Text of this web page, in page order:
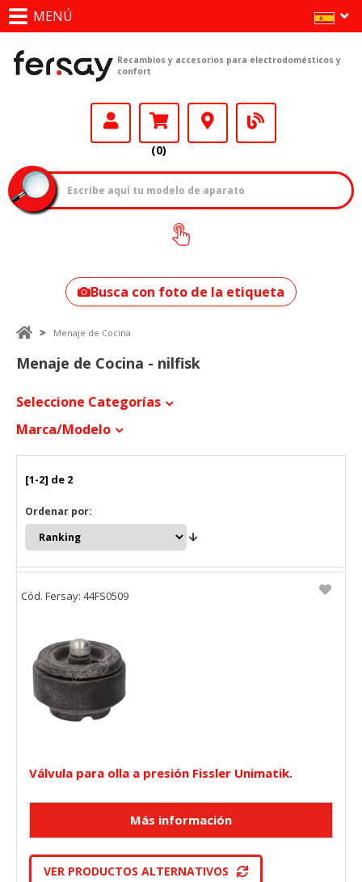
MENÚ
Recambios y accesorios para electrodomésticos y
confort
(0)
¿Cómo encontrar
tu modelo?
Busca con foto de la etiqueta
Menaje de Cocina
Menaje de Cocina - nilfisk
Seleccione Categorías
Marca/modelo
[1-2] de 2
Ordenar por:
Válvula para olla a presión Fissler Unimatik.
VER PRODUCTOS ALTERNATIVOS
Cód. Fersay: 44FS0509